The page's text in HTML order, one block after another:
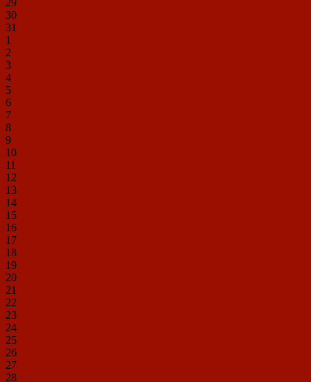
30
31
1
2
3
4
5
6
7
8
9
10
11
12
13
14
15
16
17
18
19
20
21
22
23
24
25
26
27
28